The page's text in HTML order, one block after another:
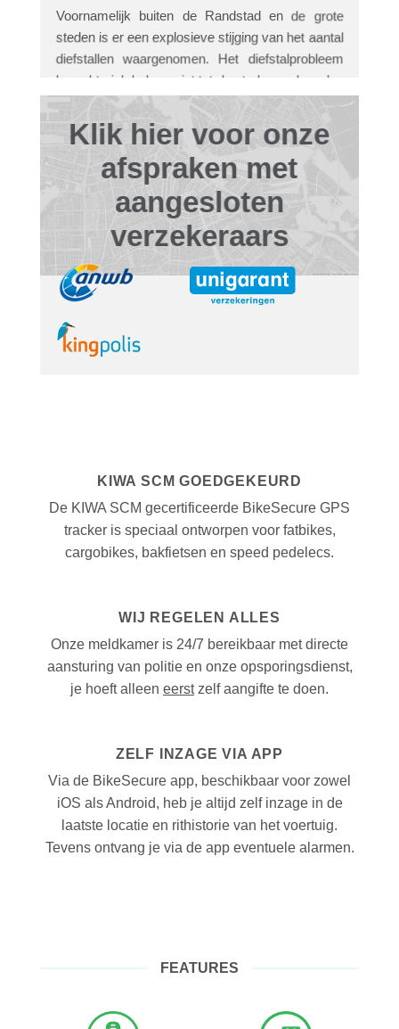
Voornamelijk buiten de Randstad en de grote
steden is er een explosieve stijging van het aantal
diefstallen waargenomen. Het diefstalprobleem
beperkt zich helaas niet tot de steden en kan dus
REEDS 10 JAAR OP DE
MARKT
Inmiddels zijn wij al meer dan 10 jaar op de markt
met gecertificeerde GPS trackers voor
(gemotoriseerde) tweewielers. Tot op heden zijn
wij nog altijd in staat geweest ruim 95% van de
gestolen voertuigen terug te vinden.
Klik hier voor onze
afspraken met
aangesloten
verzekeraars
KIWA SCM GOEDGEKEURD
De KIWA SCM gecertificeerde BikeSecure GPS
tracker is speciaal ontworpen voor fatbikes,
cargobikes, bakfietsen en speed pedelecs.
WIJ REGELEN ALLES
Onze meldkamer is 24/7 bereikbaar met directe
aansturing van politie en onze opsporingsdienst,
je hoeft alleen eerstzelf aangifte te doen.
ZELF INZAGE VIA APP
Via de BikeSecure app, beschikbaar voor zowel
iOS als Android, heb je altijd zelf inzage in de
laatste locatie en rithistorie van het voertuig.
Tevens ontvang je via de app eventuele alarmen.
FEATURES